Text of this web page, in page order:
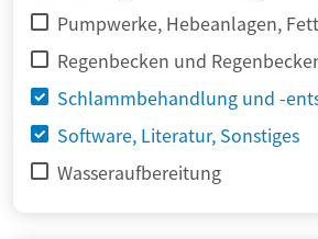
Pumpwerke, Hebeanlagen,
Regenbecken und
Schlammbehandlung und -
Software, Literatur, Sonstiges
Wasseraufbereitung